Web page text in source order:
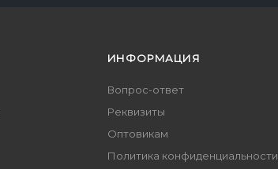
ИНФОРМАЦИЯ
Вопрос-ответ
Реквизиты
Оптовикам
Политика конфиденциальности